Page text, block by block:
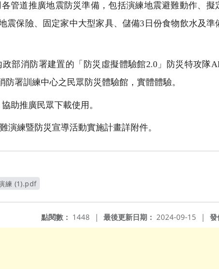
管道推廣地震防災準備，包括演練地震避難動作、擬
震保險、固定家中大型家具、儲備3日份食物飲水及準
部消防署建置的「防災虛擬體驗館2.0」防災特攻隊
署訓練中心之民眾防災體驗館，實體體驗。
助推廣民眾下載使用。
演練暨防災宣導活動實施計畫詳附件。
練 (1).pdf
發
最後更新日期： 2024-09-15 |
點閱數： 1448 |